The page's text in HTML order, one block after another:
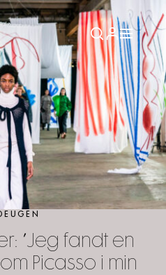
”Jeg fandt en
Picasso i min